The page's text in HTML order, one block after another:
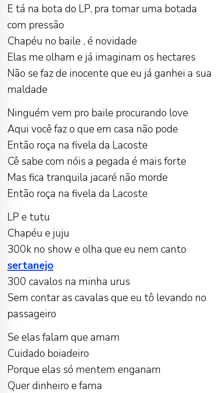
E tá na bota do LP, pra tomar uma botada
com pressão
Chapéu no baile , é novidade
Elas me olham e já imaginam os hectares
Não se faz de inocente que eu já ganhei a sua
maldade
Ninguém vem pro baile procurando love
Aqui você faz o que em casa não pode
Então roça na fivela da Lacoste
Cê sabe com nóis a pegada é mais forte
Mas fica tranquila jacaré não morde
Então roça na fivela da Lacoste
LP e tutu
Chapéu e juju
300k no show e olha que eu nem canto
sertanejo
300 cavalos na minha urus
Sem contar as cavalas que eu tô levando no
passageiro
Se elas falam que amam
Cuidado boiadeiro
Porque elas só mentem enganam
Quer dinheiro e fama